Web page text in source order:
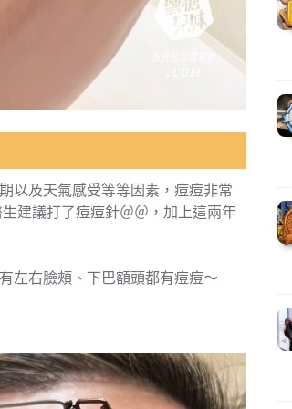
以及天氣感受等等因素，痘痘非常
建議打了痘痘針＠＠，加上這兩年
左右臉頰、下巴額頭都有痘痘～